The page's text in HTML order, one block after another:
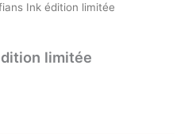
Ink édition limitée
limitée